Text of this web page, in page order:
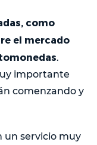
como
el mercado
.
importante
comenzando y
un servicio muy